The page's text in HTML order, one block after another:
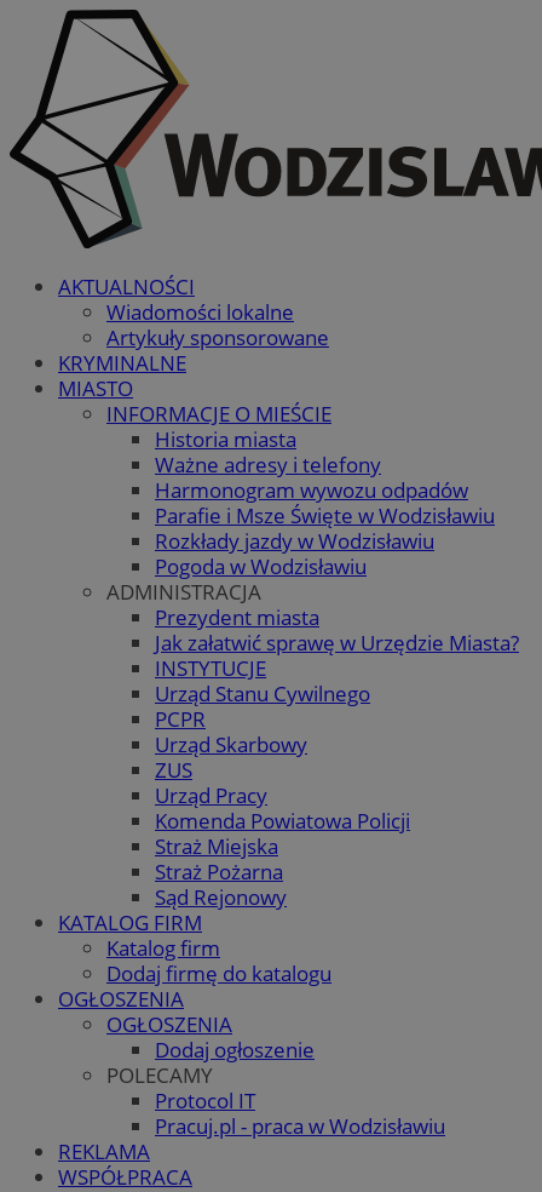
AKTUALNOŚCI
Wiadomości lokalne
Artykuły sponsorowane
KRYMINALNE
MIASTO
INFORMACJE O MIEŚCIE
Historia miasta
Ważne adresy i telefony
Harmonogram wywozu odpadów
Parafie i Msze Święte w Wodzisławiu
Rozkłady jazdy w Wodzisławiu
Pogoda w Wodzisławiu
ADMINISTRACJA
Prezydent miasta
Jak załatwić sprawę w Urzędzie Miasta?
INSTYTUCJE
Urząd Stanu Cywilnego
PCPR
Urząd Skarbowy
ZUS
Urząd Pracy
Komenda Powiatowa Policji
Straż Miejska
Straż Pożarna
Sąd Rejonowy
KATALOG FIRM
Katalog firm
Dodaj firmę do katalogu
OGŁOSZENIA
OGŁOSZENIA
Dodaj ogłoszenie
POLECAMY
Protocol IT
Pracuj.pl - praca w Wodzisławiu
REKLAMA
WSPÓŁPRACA